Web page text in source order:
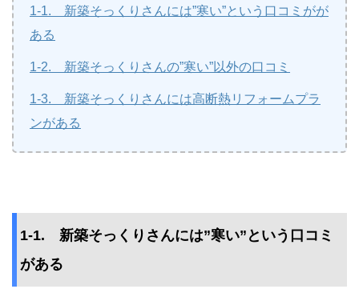
1-1. 新築そっくりさんには”寒い”という口コミがが
ある
1-2. 新築そっくりさんの”寒い”以外の口コミ
1-3. 新築そっくりさんには高断熱リフォームプラ
ンがある
1-1. 新築そっくりさんには”寒い”という口コミ
がある